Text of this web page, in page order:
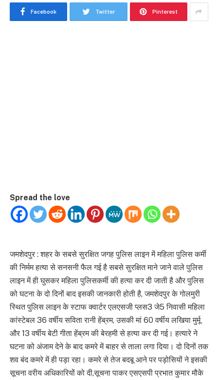
Facebook Twitter Pinterest
Spread the love
जमशेदपुर : शहर के सबसे सुरक्षित जगह पुलिस लाइन में महिला पुलिस कर्मी
की निर्मम हत्या से सनसनी फैल गई है सबसे सुरक्षित माने जाने वाले पुलिस
लाइन में ही घुसकर महिला पुलिसकर्मी की हत्या कर दी जाती है और पुलिस
को घटना के दो दिनों बाद इसकी जानकारी होती है, जमशेदपुर के गोलमुरी
स्थित पुलिस लाइन के स्टाफ क्वार्टर एलएसजी प्लस3 जे5 निवासी महिला
कांस्टेबल 36 वर्षीय सविता रानी हेंब्रम, उसकी मां 60 वर्षीय लखिया मुर्मू
और 13 वर्षीय बेटी गीता हेंब्रम की बेरहमी से हत्या कर दी गई। हत्यारे ने
घटना को अंजाम देने के बाद कमरे में बाहर से ताला लगा दिया। दो दिनों तक
शव बंद कमरे में ही पड़ा रहा। कमरे से तेज बदबू आने पर पड़ोसियों ने इसकी
सूचना वरीय अधिकारियों को दी,सूचना पाकर एसएसपी प्रभात कुमार मौके